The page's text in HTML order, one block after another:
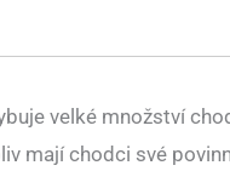
velké množství
mají chodci své